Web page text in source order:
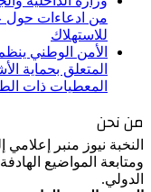
من ادعاءات حول
للاستهلاك
الأمن الوطني
المتعلق بحماية
المعطيات ذات
من نحن
النخبة نيوز منبر
ومتابعة المواضيع
الدولي.